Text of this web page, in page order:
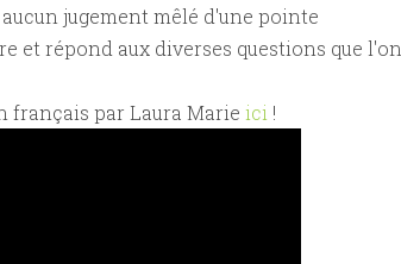
jugement mêlé d'une pointe
et répond aux diverses questions que l'on
français par Laura Marie ici !